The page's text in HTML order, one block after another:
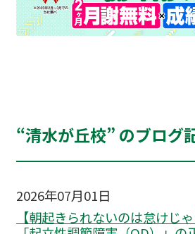
“清水が丘校” のブログ
2026年07月01日
【朝起きられないのは怠けじ